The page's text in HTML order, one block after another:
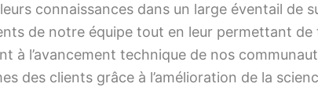
connaissances dans un large éventail de
de notre équipe tout en leur permettant
à l’avancement technique de nos
des clients grâce à l’amélioration de la